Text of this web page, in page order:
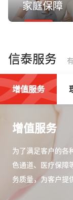
家庭保障
信泰服务
增值服务
为了满足客户的各
色通道、医疗保障
务质量，为客户提
增值服务